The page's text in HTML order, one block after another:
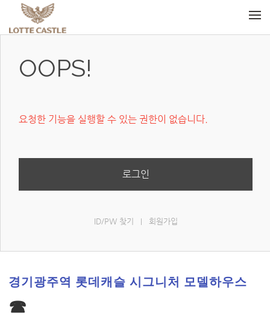
OOPS!
요청한 기능을 실행할 수 있는 권한이 없습니다.
로그인
ID/PW 찾기 | 회원가입
경기광주역 롯데캐슬 시그니처 모델하우스
☎